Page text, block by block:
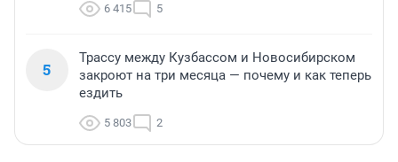
6 415 5
5
Трассу между Кузбассом и Новосибирском
закроют на три месяца — почему и как теперь
ездить
5 803 2